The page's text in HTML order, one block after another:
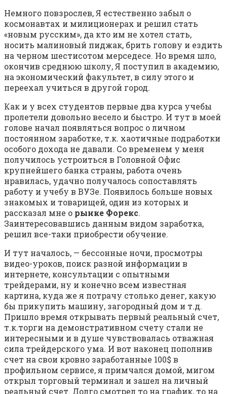
Немного повзрослев, Я естественно забыл о
космонавтах и милиционерах и решил стать
«новым русским», да кто им не хотел стать,
носить малиновый пиджак, брить голову и ездить
на черном шестисотом мерседесе. Но время шло,
окончив среднюю школу, Я поступил в академию,
на экономический факультет, в силу этого и
переехал учиться в другой город.
Как и у всех студентов первые два курса учебы
пролетели довольно весело и быстро. И тут в моей
голове начал появляться вопрос о личном
постоянном заработке, т.к. хаотичные подработки
особого дохода не давали. Со временем у меня
получилось устроиться в Головной Офис
крупнейшего банка страны, работа очень
нравилась, удачно получалось сопоставлять
работу и учебу в ВУЗе. Появилось больше новых
знакомых и товарищей, один из которых и
рассказал мне о рынке Форекс.
Заинтересовавшись данным видом заработка,
решил все-таки приобрести обучение.
И тут началось, — бессонные ночи, просмотры
видео-уроков, поиск разной информации в
интернете, консультации с опытными
трейдерами, ну и конечно всем известная
картина, куда же я потрачу столько денег, какую
бы прикупить машину, загородный дом и т.д.
Пришло время открывать первый реальный счет,
т.к.торги на демонстративном счету стали не
интересными и в душе чувствовалась отважная
сила трейдерского ума. И вот наконец пополнив
счет на свои кровно заработанные 100$ в
профильном сервисе, я примчался домой, мигом
открыл торговый терминал и зашел на личный
реальный счет. Долго смотрел то на график, то на